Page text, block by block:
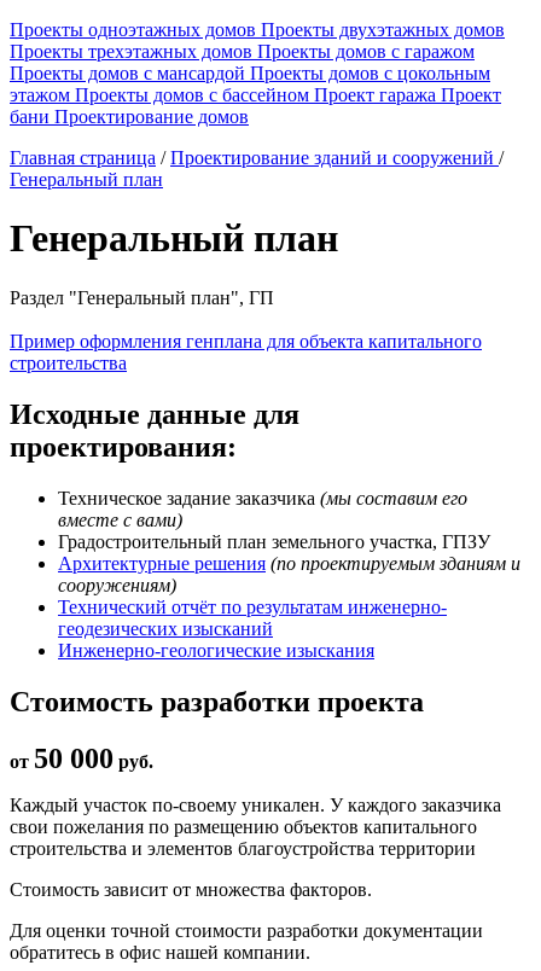
Проекты одноэтажных домов Проекты двухэтажных домов
Проекты трехэтажных домов Проекты домов с гаражом
Проекты домов с мансардой Проекты домов с цокольным
этажом Проекты домов с бассейном Проект гаража Проект
бани Проектирование домов
Главная страница / Проектирование зданий и сооружений /
Генеральный план
Генеральный план
Раздел "Генеральный план", ГП
Пример оформления генплана для объекта капитального
строительства
Исходные данные для
проектирования:
Техническое задание заказчика (мы составим его
вместе с вами)
Градостроительный план земельного участка, ГПЗУ
Архитектурные решения (по проектируемым зданиям и
сооружениям)
Технический отчёт по результатам инженерно-
геодезических изысканий
Инженерно-геологические изыскания
Стоимость разработки проекта
от 50 000 руб.
Каждый участок по-своему уникален. У каждого заказчика
свои пожелания по размещению объектов капитального
строительства и элементов благоустройства территории
Стоимость зависит от множества факторов.
Для оценки точной стоимости разработки документации
обратитесь в офис нашей компании.